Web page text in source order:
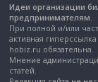
Идеи организации
предпринимателям.
При полной и/или
активная
hobiz.ru обязательна.
Мнение
статей.